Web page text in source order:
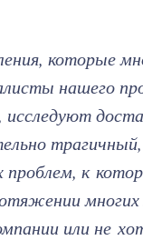
которые
нашего
исследуют
проблем, к
или не